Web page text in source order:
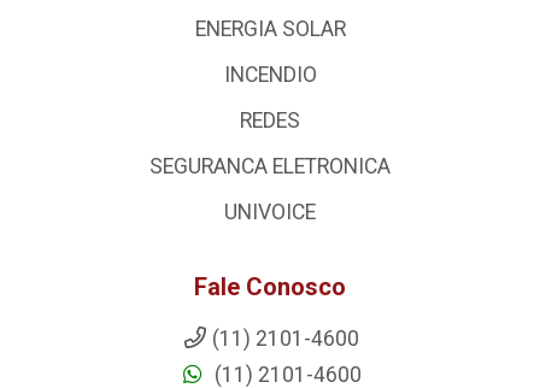
ENERGIA SOLAR
INCENDIO
REDES
SEGURANCA ELETRONICA
UNIVOICE
Fale Conosco
(11) 2101-4600
(11) 2101-4600